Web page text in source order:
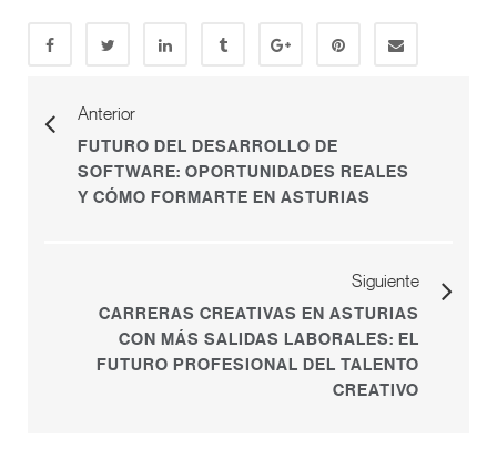
Anterior
FUTURO DEL DESARROLLO DE
SOFTWARE: OPORTUNIDADES REALES
Y CÓMO FORMARTE EN ASTURIAS
Siguiente
CARRERAS CREATIVAS EN ASTURIAS
CON MÁS SALIDAS LABORALES: EL
FUTURO PROFESIONAL DEL TALENTO
CREATIVO